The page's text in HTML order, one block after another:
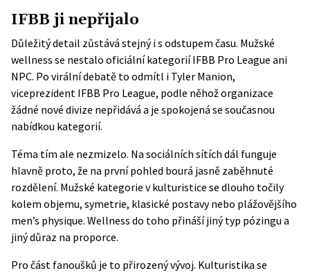
IFBB ji nepřijalo
Důležitý detail zůstává stejný i s odstupem času. Mužské
wellness se nestalo oficiální kategorií IFBB Pro League ani
NPC. Po virální debatě to odmítl i Tyler Manion,
viceprezident IFBB Pro League, podle něhož organizace
žádné nové divize nepřidává a je spokojená se současnou
nabídkou kategorií.
Téma tím ale nezmizelo. Na sociálních sítích dál funguje
hlavně proto, že na první pohled bourá jasně zaběhnuté
rozdělení. Mužské kategorie v kulturistice se dlouho točily
kolem objemu, symetrie, klasické postavy nebo plážovějšího
men’s physique. Wellness do toho přináší jiný typ pózingu a
jiný důraz na proporce.
Pro část fanoušků je to přirozený vývoj. Kulturistika se